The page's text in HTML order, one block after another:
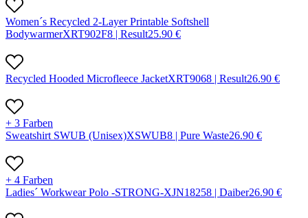
Women´s Recycled 2-Layer Printable Softshell
BodywarmerXRT902F8 | Result25.90 €
Recycled Hooded Microfleece JacketXRT9068 | Result26.90 €
+ 3 Farben
Sweatshirt SWUB (Unisex)XSWUB8 | Pure Waste26.90 €
+ 4 Farben
Ladies´ Workwear Polo -STRONG-XJN18258 | Daiber26.90 €